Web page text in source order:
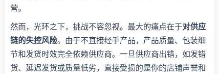
营。
然而，光环之下，挑战不容忽视。最大的痛点在于对供应
链的失控风险。由于不直接经手产品，产品质量、包装细
节和发货时效完全依赖供应商。一旦供应商出错，如发错
货、延迟发货或质量低劣，直接受损的是你的店铺声誉和